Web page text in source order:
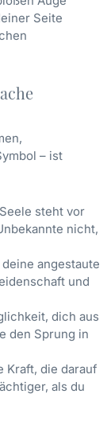
Seite
– ist
steht vor
nicht,
angestaute
und
dich aus
den Sprung in
Kraft, die darauf
als du